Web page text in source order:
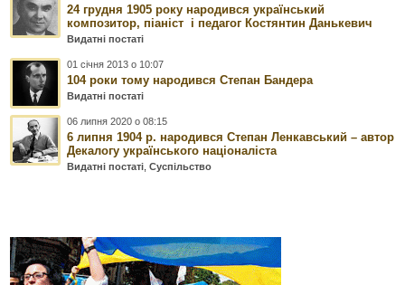
24 грудня 1905 року народився український
композитор, піаніст і педагог Костянтин Данькевич
Видатні постаті
01 січня 2013 о 10:07
104 роки тому народився Степан Бандера
Видатні постаті
06 липня 2020 о 08:15
6 липня 1904 р. народився Степан Ленкавський – автор
Декалогу українського націоналіста
Видатні постаті ,Суспільство